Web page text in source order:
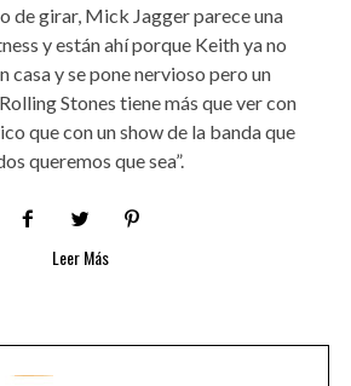
de girar, Mick Jagger parece una
y están ahí porque Keith ya no
casa y se pone nervioso pero un
Stones tiene más que ver con
que con un show de la banda que
queremos que sea”.
Leer Más